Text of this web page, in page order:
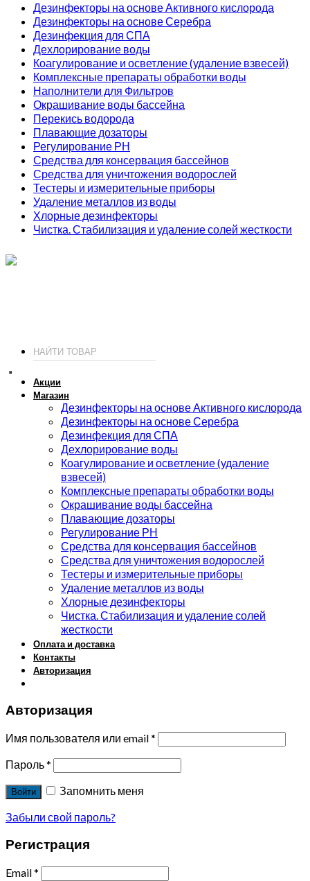
Дезинфекторы на основе Активного кислорода
Дезинфекторы на основе Серебра
Дезинфекция для СПА
Дехлорирование воды
Коагулирование и осветление (удаление взвесей)
Комплексные препараты обработки воды
Наполнители для Фильтров
Окрашивание воды бассейна
Перекись водорода
Плавающие дозаторы
Регулирование РН
Средства для консервация бассейнов
Средства для уничтожения водорослей
Тестеры и измерительные приборы
Удаление металлов из воды
Хлорные дезинфекторы
Чистка. Стабилизация и удаление солей жесткости
Акции
Магазин
Дезинфекторы на основе Активного кислорода
Дезинфекторы на основе Серебра
Дезинфекция для СПА
Дехлорирование воды
Коагулирование и осветление (удаление
взвесей)
Комплексные препараты обработки воды
Окрашивание воды бассейна
Плавающие дозаторы
Регулирование РН
Средства для консервация бассейнов
Средства для уничтожения водорослей
Тестеры и измерительные приборы
Удаление металлов из воды
Хлорные дезинфекторы
Чистка. Стабилизация и удаление солей
жесткости
Оплата и доставка
Контакты
Авторизация
Авторизация
Имя пользователя или email*
Пароль*
Войти
Запомнить меня
Забыли свой пароль?
Регистрация
Email*